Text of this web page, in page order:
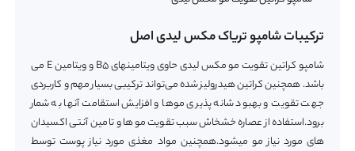
ترکیبات شامپو تریاک مکس لیدی اصل
شامپو کراتین تقویت مو مکس لیدی حاوی ویتامینهای B5 و ویتامین E می
باشد. همچنین کراتین هیدرولیز شده می‌تواند ترکیبی بسیار مهم و کاربردی
جهت تقویت و بهبود شانه پذیری موها و افزایش استقامت آنها به شمار
برود.استفاده از عصاره خشخاش سبب تقویت موها و تامین آنتی اکسیدان
های مورد نیاز مو میشود.همچنین مواد مغذی مورد نیاز پوست توسط